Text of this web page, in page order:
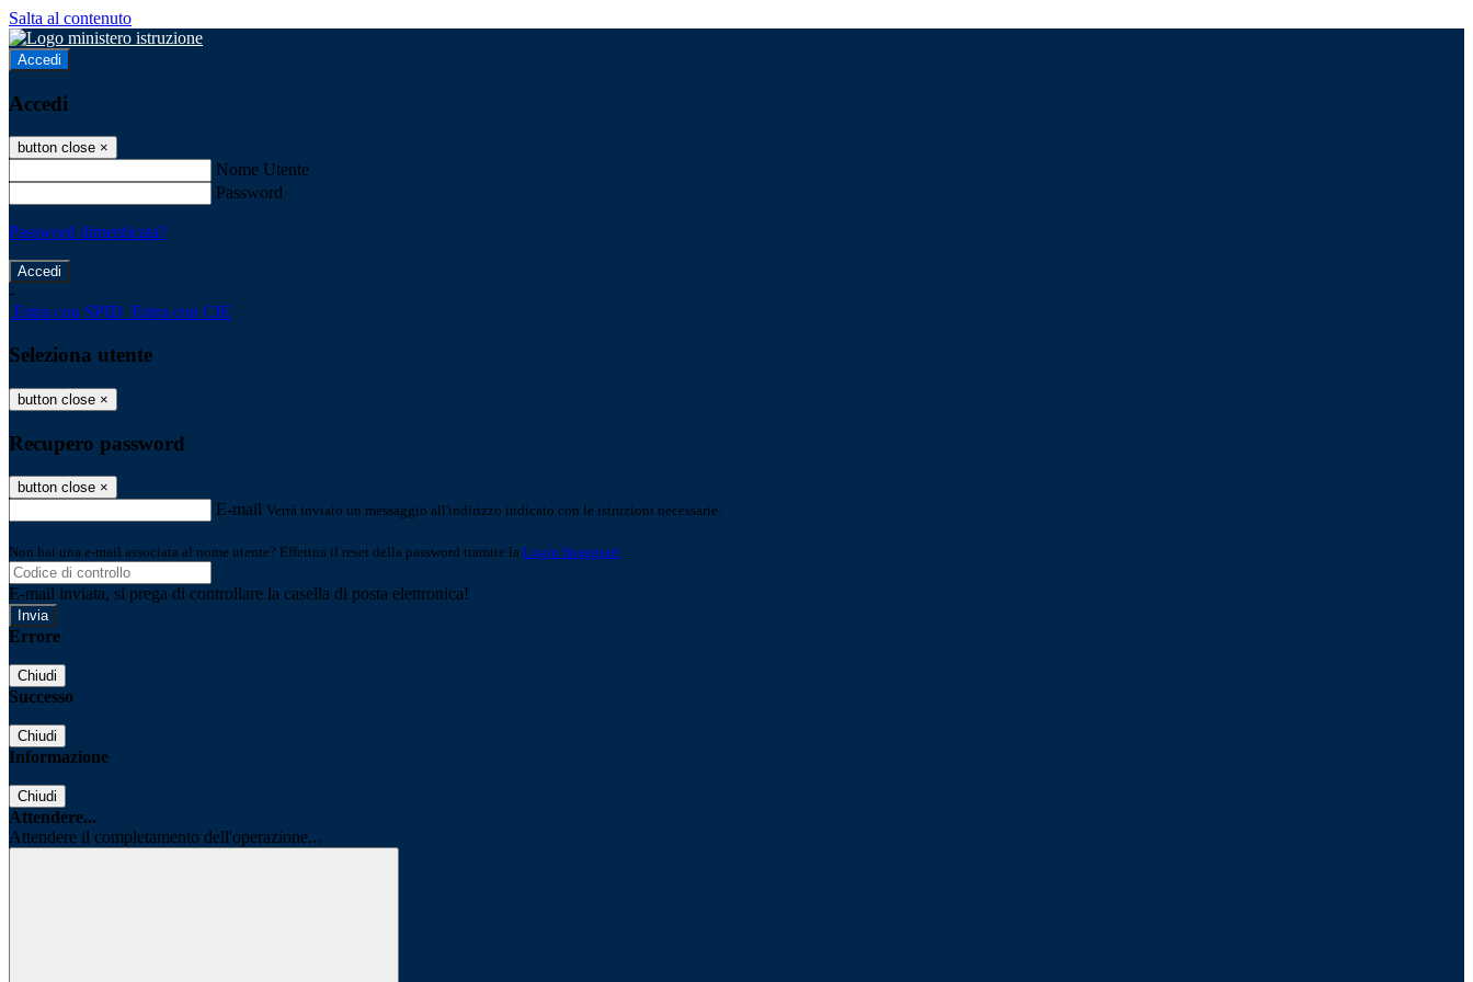
Salta al contenuto
Accedi
Accedi
button close ×
Nome Utente
Password
Password dimenticata?
-
Entra con SPID Entra con CIE
Seleziona utente
button close ×
Recupero password
button close ×
E-mail Verrà inviato un messaggio all'indirizzo indicato con le istruzioni necessarie.
Non hai una e-mail associata al nome utente? Effettua il reset della password tramite la Login Spaggiari
E-mail inviata, si prega di controllare la casella di posta elettronica!
Errore
Chiudi
Successo
Chiudi
Informazione
Chiudi
Attendere...
Attendere il completamento dell'operazione...